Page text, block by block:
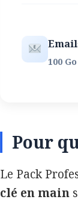
100
Pour
Le Pack
clé en main